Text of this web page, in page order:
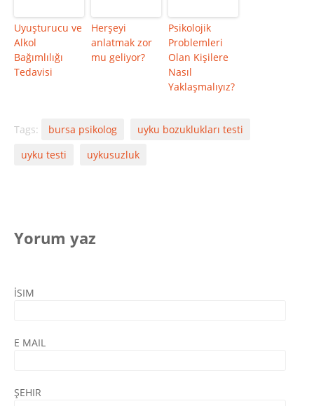
Uyuşturucu ve
Alkol
Bağımlılığı
Tedavisi
Herşeyi
anlatmak zor
mu geliyor?
Psikolojik
Problemleri
Olan Kişilere
Nasıl
Yaklaşmalıyız?
Tags: bursa psikolog
uyku bozuklukları testi
uyku testi
uykusuzluk
Yorum yaz
İSIM
E MAIL
ŞEHIR